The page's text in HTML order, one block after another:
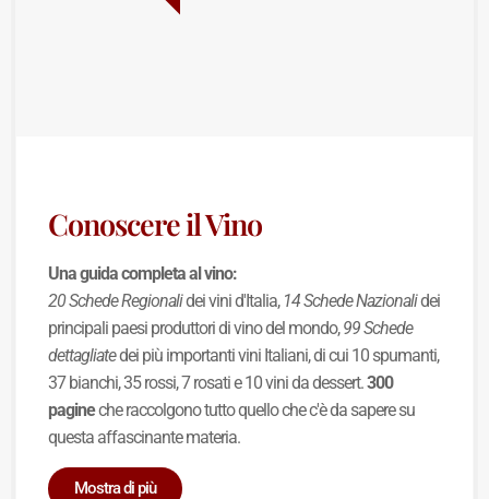
Conoscere il Vino
Una guida completa al vino:
20 Schede Regionalidei vini d'Italia, 14 Schede Nazionalidei
principali paesi produttori di vino del mondo,99 Schede
dettagliatedei più importanti vini Italiani, di cui 10 spumanti,
37 bianchi, 35 rossi, 7 rosati e 10 vini da dessert.300
pagineche raccolgono tutto quello che c'è da sapere su
questa affascinante materia.
Mostra di più